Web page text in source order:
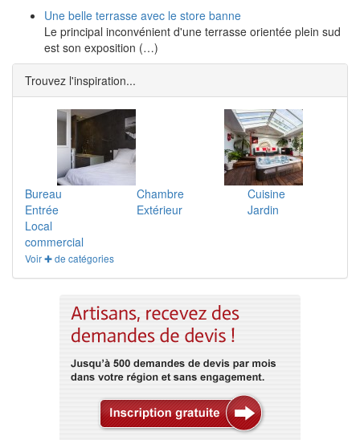
Une belle terrasse avec le store banne
Le principal inconvénient d'une terrasse orientée plein sud
est son exposition (…)
Trouvez l'inspiration...
Bureau Chambre
Cuisine
Entrée
Extérieur
Jardin
Local
commercial
Voir ✚ de catégories